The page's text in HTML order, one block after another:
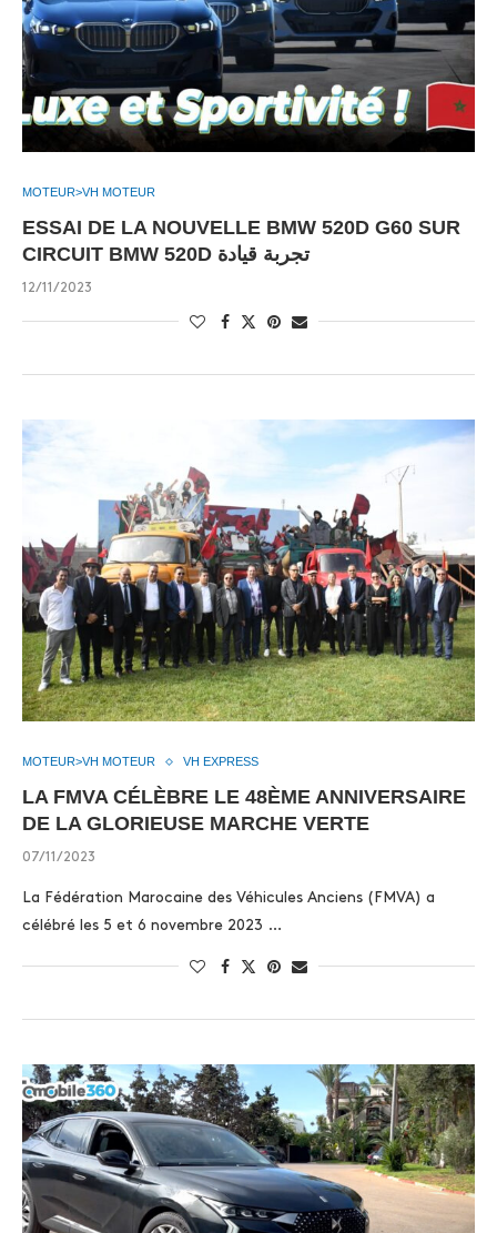
MOTEUR>VH MOTEUR
ESSAI DE LA NOUVELLE BMW 520D G60 SUR
CIRCUIT BMW 520D تجربة قيادة
12/11/2023
MOTEUR>VH MOTEUR VH EXPRESS
LA FMVA CÉLÈBRE LE 48ÈME ANNIVERSAIRE
DE LA GLORIEUSE MARCHE VERTE
07/11/2023
La Fédération Marocaine des Véhicules Anciens (FMVA) a
célébré les 5 et 6 novembre 2023 …